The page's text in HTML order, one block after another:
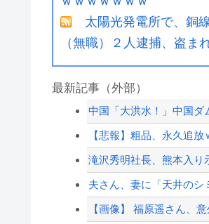
太陽光発電所で、銅
（無職）２人逮捕、盗
最新記事（外部）
中国「大洪水！」中国ダ
【悲報】粗品、永久追
滝沢秀明社長、熊本入り
夫さん、妻に「天井の
【画像】 福原遥さん、